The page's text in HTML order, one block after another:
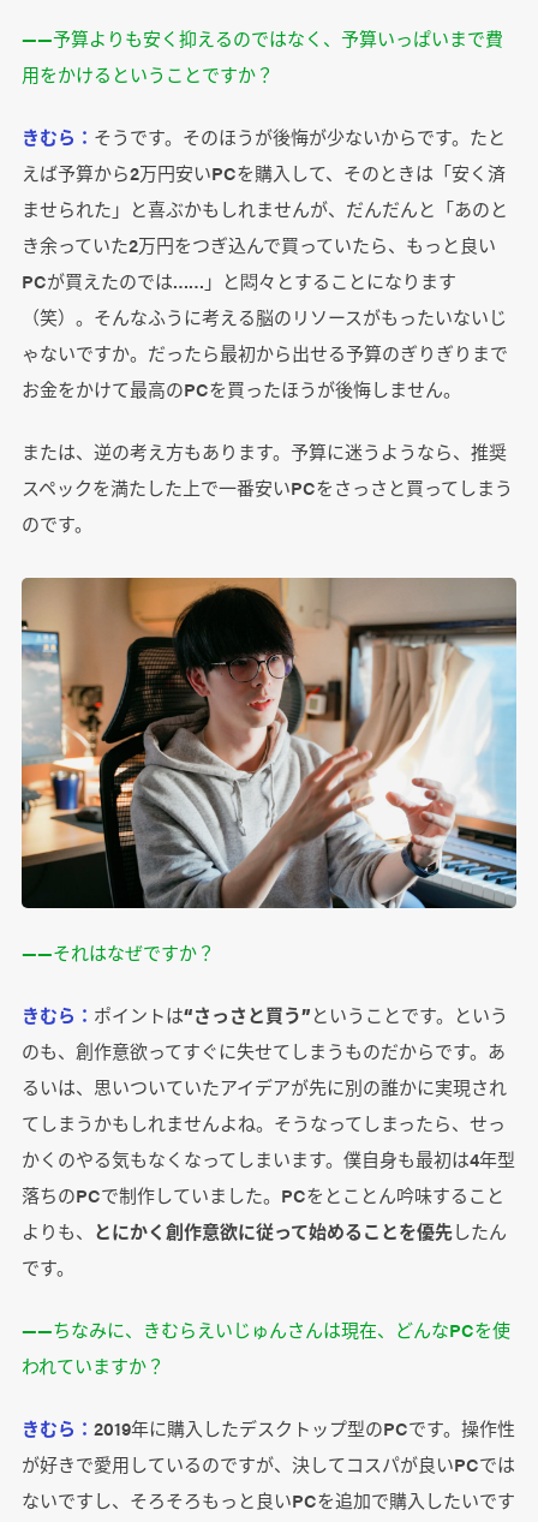
――予算よりも安く抑えるのではなく、予算いっぱいまで費
用をかけるということですか？
きむら： そうです。そのほうが後悔が少ないからです。たと
えば予算から2万円安いPCを購入して、そのときは「安く済
ませられた」と喜ぶかもしれませんが、だんだんと「あのと
き余っていた2万円をつぎ込んで買っていたら、もっと良い
PCが買えたのでは……」と悶々とすることになります
（笑）。そんなふうに考える脳のリソースがもったいないじ
ゃないですか。だったら最初から出せる予算のぎりぎりまで
お金をかけて最高のPCを買ったほうが後悔しません。
または、逆の考え方もあります。予算に迷うようなら、推奨
スペックを満たした上で一番安いPCをさっさと買ってしまう
のです。
――それはなぜですか？
きむら： ポイントは“さっさと買う”ということです。という
のも、創作意欲ってすぐに失せてしまうものだからです。あ
るいは、思いついていたアイデアが先に別の誰かに実現され
てしまうかもしれませんよね。そうなってしまったら、せっ
かくのやる気もなくなってしまいます。僕自身も最初は4年型
落ちのPCで制作していました。PCをとことん吟味すること
よりも、 とにかく創作意欲に従って始めることを優先したん
です。
――ちなみに、きむらえいじゅんさんは現在、どんなPCを使
われていますか？
きむら： 2019年に購入したデスクトップ型のPCです。操作性
が好きで愛用しているのですが、決してコスパが良いPCでは
ないですし、そろそろもっと良いPCを追加で購入したいです